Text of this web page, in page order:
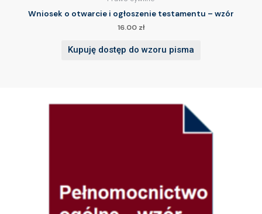
Wniosek o otwarcie i ogłoszenie testamentu – wzór
16.00 zł
Kupuję dostęp do wzoru pisma